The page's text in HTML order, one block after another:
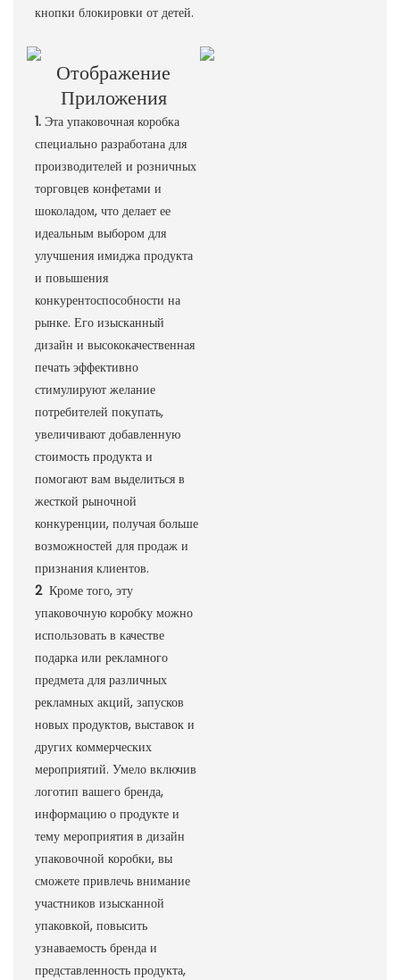
кнопки блокировки от детей.
Отображение
Приложения
1. Эта упаковочная коробка
специально разработана для
производителей и розничных
торговцев конфетами и
шоколадом, что делает ее
идеальным выбором для
улучшения имиджа продукта
и повышения
конкурентоспособности на
рынке. Его изысканный
дизайн и высококачественная
печать эффективно
стимулируют желание
потребителей покупать,
увеличивают добавленную
стоимость продукта и
помогают вам выделиться в
жесткой рыночной
конкуренции, получая больше
возможностей для продаж и
признания клиентов.
2 Кроме того, эту
упаковочную коробку можно
использовать в качестве
подарка или рекламного
предмета для различных
рекламных акций, запусков
новых продуктов, выставок и
других коммерческих
мероприятий. Умело включив
логотип вашего бренда,
информацию о продукте и
тему мероприятия в дизайн
упаковочной коробки, вы
сможете привлечь внимание
участников изысканной
упаковкой, повысить
узнаваемость бренда и
представленность продукта,